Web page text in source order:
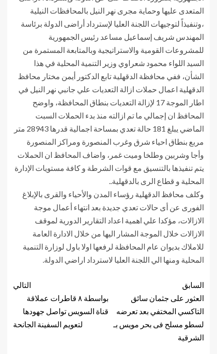
المتعدى عليها وحماية مجرى نهر النيل بالمحافظات النيلية
،وتنفيذاً لتوجيهات اللجنة العليا لإسترداد أراضى الدولة برئاسة
المهندس شريف إسماعيل مساعد رئيس الجمهورية
للمشروعات القومية والاستراتيجية وبالمتابعة المستمرة من
السيد اللواء محمود شعراوي وزير التنمية المحلية في هذا
الشأن، ففي محافظة الدقهلية تابع الدكتور أيمن مختار محافظ
الدقهلية اعمال حملات ازالة التعديات علي جانبي نهر النيل في
اطار الموجة 17 لإزالة التعديات بنطاق المحافظة، واوضح
المحافظ ان إجمالي ما تم ازالته منذ بدء الحملات السبت
الماضي يبلغ 181 حالة تعدي بمساحة اجمالية قدرها 28943 متر
مربع بنطاق احياء شرق وغرب المنصورة ومراكز المنصورة
وأجا وشربين وطلخا وميت غمر، واضاف المحافظ ان الحملات
يتم تنفيذها بالتنسيق مع قوات الشرطة و كافة مستويات الإدارة
المحلية و قطاع الرى بالدقهلية..
وكلف محافظ الدقهلية رؤساء المدن والأحياء والقرى بالإبلاغ
الفورى عن أى حالات تعدي جديدة بعد انتهاء أعمال موجة
الازالات، مؤكدا علي اهمية اعداد التقارير الدورية لموقف
الازالات خلال الموجة المشار اليها من خلال الادارة العامة
للاملاك بديوان عام المحافظة لرفعها اولا باول لوزارة التنمية
المحلية ومنها الي اللجنة العليا لاسترداد اراضي الدولة.
السابق
العثور على جثمان سائق
التاكسي المختفي بعد تعرضه
لسطو مسلح فى بحر مويس بـ
الشرقية
التالي
بواسطة ٨ قاطرات عملاقة
قناة السويس تواصل جهودها
لتعويم السفينة الجانحة